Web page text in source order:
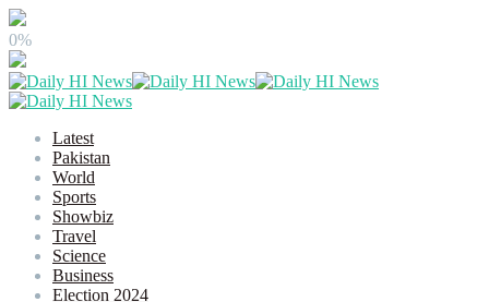
0%
Latest
Pakistan
World
Sports
Showbiz
Travel
Science
Business
Election 2024